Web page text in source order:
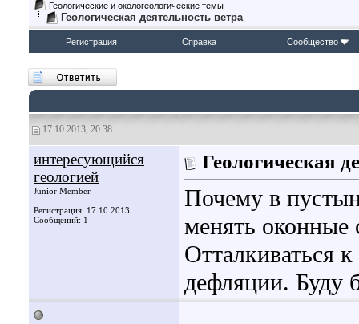
Геологические и окологеологические темы
Геологическая деятельность ветра
Регистрация Справка Сообщество
17.10.2013, 20:38
интересующийся
геологией
Junior Member
Регистрация: 17.10.2013
Сообщений: 1
Геологическая
Почему в
менять оконные
Отталкиваться
дефляции. Буду